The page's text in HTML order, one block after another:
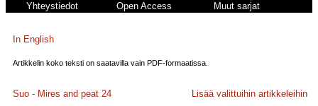
Yhteystiedot
Open Access Muut sarjat
In English
Artikkelin koko teksti on saatavilla vain PDF-formaatissa.
Suo - Mires and peat 24 Lisää valittuihin artikkeleihin